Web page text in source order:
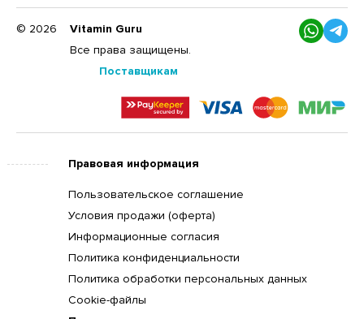
© 2026
Vitamin Guru
Все права защищены.
Поставщикам
Правовая информация
Пользовательское соглашение
Условия продажи (оферта)
Информационные согласия
Политика конфиденциальности
Политика обработки персональных данных
Cookie-файлы